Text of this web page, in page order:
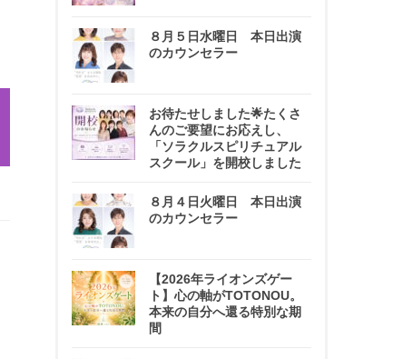
８月５日水曜日 本日出演
のカウンセラー
お待たせしました🌟たくさ
んのご要望にお応えし、
「ソラクルスピリチュアル
スクール」を開校しました
８月４日火曜日 本日出演
のカウンセラー
【2026年ライオンズゲー
ト】心の軸がTOTONOU。
本来の自分へ還る特別な期
間